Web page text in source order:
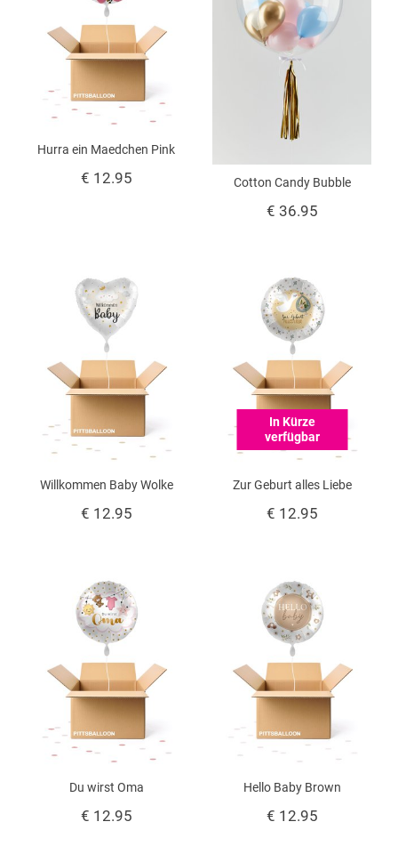
Hurra ein Maedchen Pink
€ 12.95 Cotton Candy Bubble
€ 36.95
In Kürze
verfügbar
Zur Geburt alles Liebe
€ 12.95
Willkommen Baby Wolke
€ 12.95
Du wirst Oma
€ 12.95
Hello Baby Brown
€ 12.95